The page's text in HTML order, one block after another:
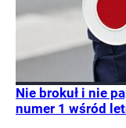
Nie brokuł i nie
numer 1 wśród